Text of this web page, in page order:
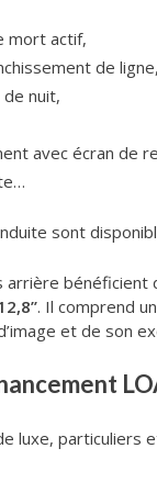
mort actif,
de ligne,
de nuit,
avec écran de
sont
arrière bénéficient
. Il comprend
et de son
luxe, particuliers